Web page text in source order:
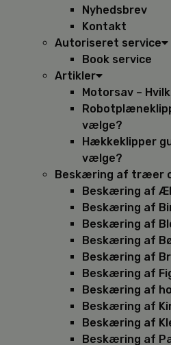
Nyhedsbrev
Kontakt
Autoriseret service
Book service
Artikler
Motorsav –
vælge?
Hækkeklipper
vælge?
Beskæring af træer
Beskæring af
Beskæring af
Beskæring af
Beskæring af
Beskæring af
Beskæring af
Beskæring af
Beskæring af
Beskæring af
Beskæring af